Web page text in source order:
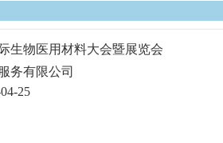
生物医用材料大会暨展览会
务有限公司
25